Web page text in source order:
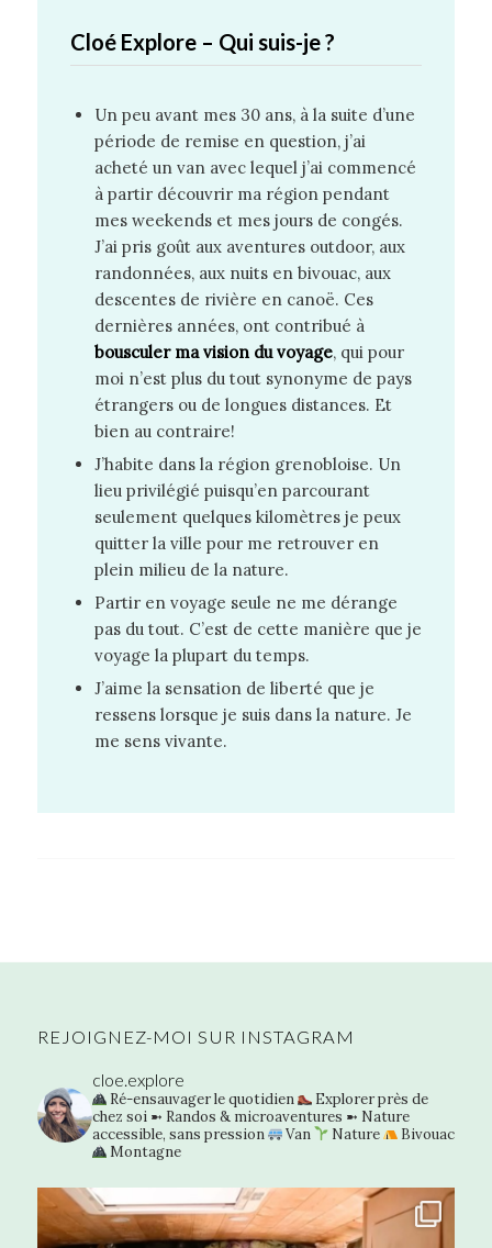
Cloé Explore – Qui suis-je ?
Un peu avant mes 30 ans, à la suite d’une
période de remise en question, j’ai
acheté un van avec lequel j’ai commencé
à partir découvrir ma région pendant
mes weekends et mes jours de congés.
J’ai pris goût aux aventures outdoor, aux
randonnées, aux nuits en bivouac, aux
descentes de rivière en canoë. Ces
dernières années, ont contribué à
bousculer ma vision du voyage, qui pour
moi n’est plus du tout synonyme de pays
étrangers ou de longues distances. Et
bien au contraire!
J’habite dans la région grenobloise. Un
lieu privilégié puisqu’en parcourant
seulement quelques kilomètres je peux
quitter la ville pour me retrouver en
plein milieu de la nature.
Partir en voyage seule ne me dérange
pas du tout. C’est de cette manière que je
voyage la plupart du temps.
J’aime la sensation de liberté que je
ressens lorsque je suis dans la nature. Je
me sens vivante.
REJOIGNEZ-MOI SUR INSTAGRAM
cloe.explore
Ré-ensauvager le quotidien
Explorer près de
chez soi➼ Randos & microaventures ➼ Nature
accessible, sans pression
Van Nature
Bivouac
Montagne